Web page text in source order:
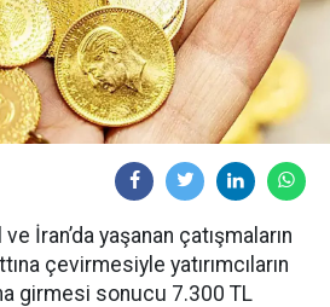
İran’da yaşanan çatışmaların
çevirmesiyle yatırımcıların
girmesi sonucu 7.300 TL